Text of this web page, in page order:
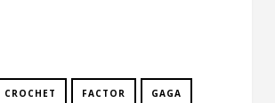
CROCHET FACTOR GAGA